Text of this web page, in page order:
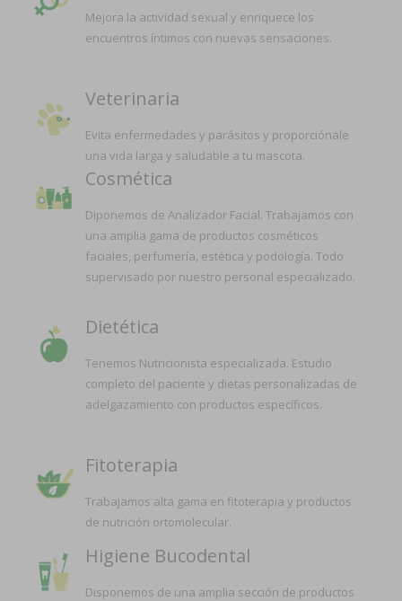
Mejora la actividad sexual y enriquece los
encuentros íntimos con nuevas sensaciones.
Veterinaria
Evita enfermedades y parásitos y proporciónale
una vida larga y saludable a tu mascota.
Cosmética
Diponemos de Analizador Facial. Trabajamos con
una amplia gama de productos cosméticos
faciales, perfumería, estética y podología. Todo
supervisado por nuestro personal especializado.
Dietética
Tenemos Nutricionista especializada. Estudio
completo del paciente y dietas personalizadas de
adelgazamiento con productos específicos.
Fitoterapia
Trabajamos alta gama en fitoterapia y productos
de nutrición ortomolecular.
Higiene Bucodental
Disponemos de una amplia sección de productos